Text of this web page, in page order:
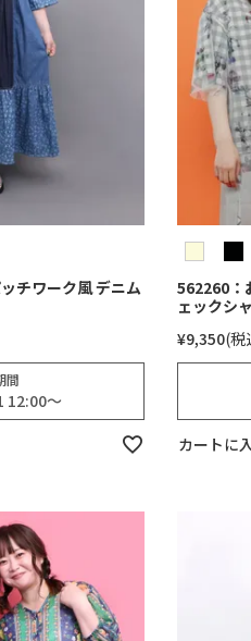
チワーク風 デニム
間
12:00〜
562260：
ェックシ
¥9,350 税
カートに